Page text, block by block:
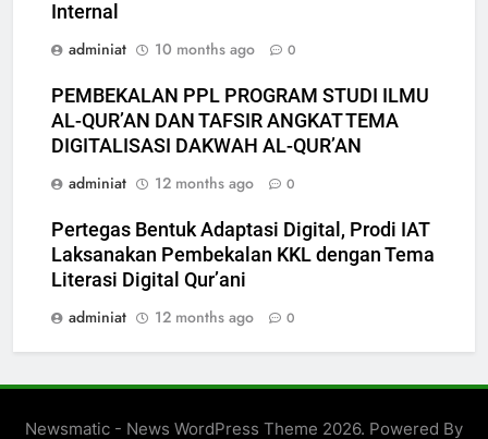
Internal
adminiat
10 months ago 0
PEMBEKALAN PPL PROGRAM STUDI ILMU
AL-QUR’AN DAN TAFSIR ANGKAT TEMA
DIGITALISASI DAKWAH AL-QUR’AN
adminiat
12 months ago 0
Pertegas Bentuk Adaptasi Digital, Prodi IAT
Laksanakan Pembekalan KKL dengan Tema
Literasi Digital Qur’ani
adminiat
12 months ago 0
Newsmatic - News WordPress Theme 2026. Powered By